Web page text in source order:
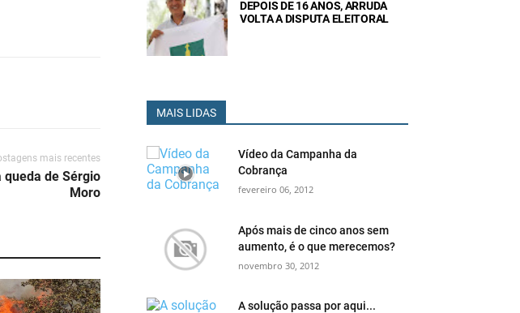
mais recentes
queda de Sérgio
Moro
DEPOIS DE 16 ANOS, ARRUDA
VOLTA A DISPUTA ELEITORAL
MAIS LIDAS
Vídeo da Campanha da
Cobrança
fevereiro 06, 2012
Após mais de cinco anos sem
aumento, é o que merecemos?
novembro 30, 2012
A solução passa por aqui...